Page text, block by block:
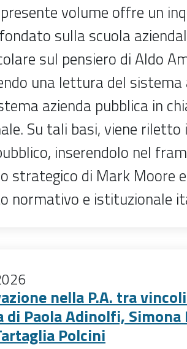
volume offre un
sulla scuola
sul pensiero di Aldo
una lettura del sistema
azienda pubblica in
Su tali basi, viene
inserendolo nel
strategico di Mark Moore
normativo e istituzionale
nella P.A. tra
di Paola Adinolfi,
Polcini